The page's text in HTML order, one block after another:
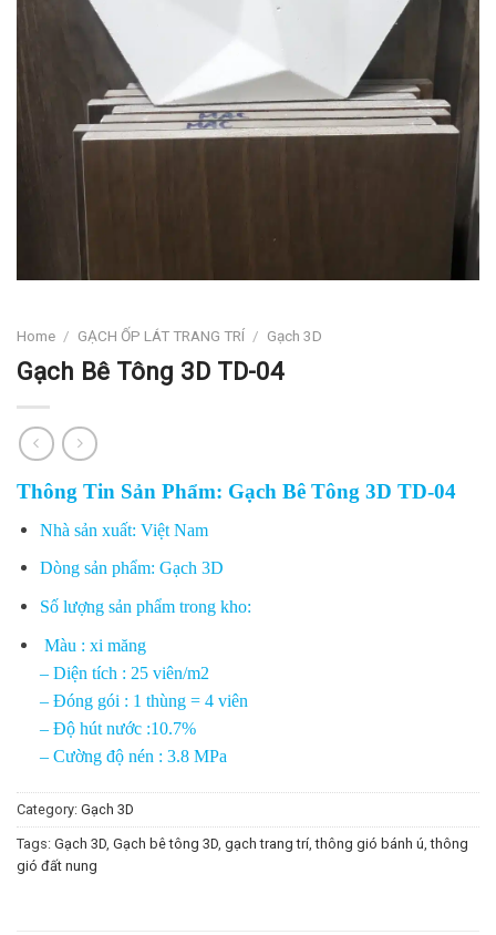
Home / GẠCH ỐP LÁT TRANG TRÍ / Gạch 3D
Gạch Bê Tông 3D TD-04
Thông Tin Sản Phẩm: Gạch Bê Tông 3D TD-04
Nhà sản xuất: Việt Nam
Dòng sản phẩm: Gạch 3D
Số lượng sản phẩm trong kho:
Màu : xi măng
– Diện tích : 25 viên/m2
– Đóng gói : 1 thùng = 4 viên
– Độ hút nước :10.7%
– Cường độ nén : 3.8 MPa
Category: Gạch 3D
Tags: Gạch 3D, Gạch bê tông 3D, gạch trang trí,thông gió bánh ú,thông
gió đất nung